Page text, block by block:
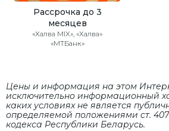
Рассрочка до 3
месяцев
«Халва MIX», «Халва»
«МТБанк»
Цены и информация на этом
исключительно информационный
каких условиях не является
определяемой положениями cт.
кодекса Республики Беларусь.